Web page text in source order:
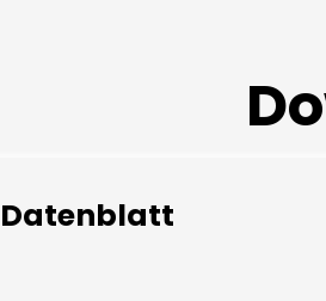
Datenblatt